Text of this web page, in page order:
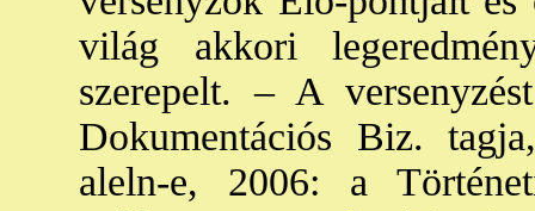
világ akkori
szerepelt. – A
Dokumentációs Biz.
aleln-e, 2006: a